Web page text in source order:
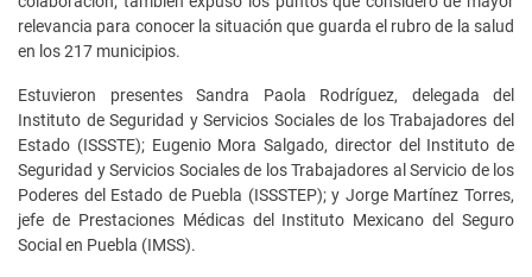
relevancia para conocer la situación que guarda el rubro de la salud
en los 217 municipios.
Estuvieron presentes Sandra Paola Rodríguez, delegada del
Instituto de Seguridad y Servicios Sociales de los Trabajadores del
Estado (ISSSTE); Eugenio Mora Salgado, director del Instituto de
Seguridad y Servicios Sociales de los Trabajadores al Servicio de los
Poderes del Estado de Puebla (ISSSTEP); y Jorge Martínez Torres,
jefe de Prestaciones Médicas del Instituto Mexicano del Seguro
Social en Puebla (IMSS).